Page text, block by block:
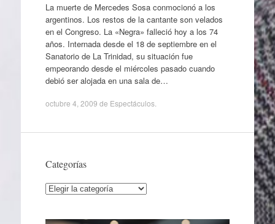
La muerte de Mercedes Sosa conmocionó a los
argentinos. Los restos de la cantante son velados
en el Congreso. La «Negra» falleció hoy a los 74
años. Internada desde el 18 de septiembre en el
Sanatorio de La Trinidad, su situación fue
empeorando desde el miércoles pasado cuando
debió ser alojada en una sala de…
octubre 4, 2009 de Espectáculos.
Categorías
Categorías